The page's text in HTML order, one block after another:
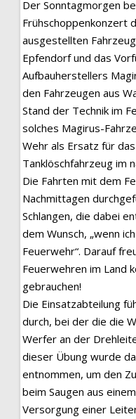
Der Sonntagmorgen
Frühschoppenkonzert
ausgestellten
Epfendorf und das
Aufbauherstellers
den Fahrzeugen aus
Stand der Technik im
solches Magirus-
Wehr als Ersatz für
Tanklöschfahrzeug im
Die Fahrten mit dem
Nachmittagen
Schlangen, die dabei
dem Wunsch, „wenn
Feuerwehr“. Darauf
Feuerwehren im Land
gebrauchen!
Die Einsatzabteilung
durch, bei der die die
Werfer an der
dieser Übung wurde
entnommen, um den
beim Saugen aus
Versorgung einer